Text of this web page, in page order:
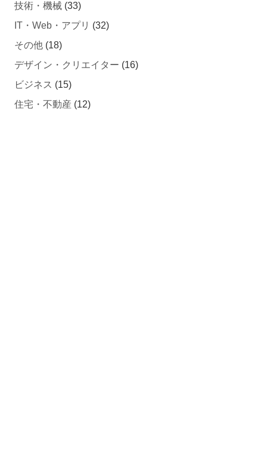
技術・機械 (33)
IT・Web・アプリ (32)
その他 (18)
デザイン・クリエイター (16)
ビジネス (15)
住宅・不動産 (12)